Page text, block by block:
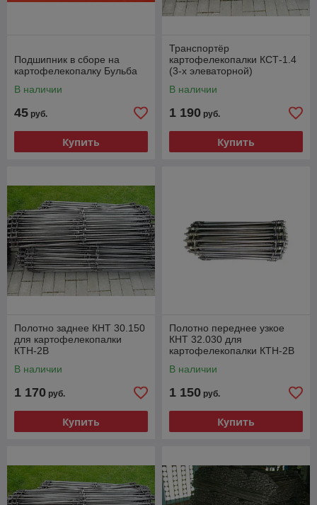
Подшипник в сборе на
картофелекопалку Бульба
В наличии
45 руб.
Купить
Транспортёр
картофелекопалки КСТ-1.4
(3-х элеваторной)
В наличии
1 190 руб.
Купить
Полотно заднее КНТ 30.150
для картофелекопалки
КТН-2В
В наличии
1 170 руб.
Купить
Полотно переднее узкое
КНТ 32.030 для
картофелекопалки КТН-2В
В наличии
1 150 руб.
Купить